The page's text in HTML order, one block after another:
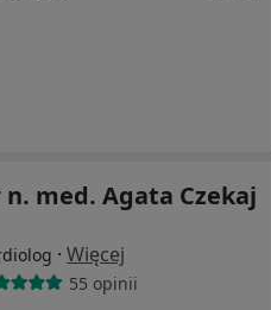
n. med. Agata Czekaj
· Więcej
55 opinii